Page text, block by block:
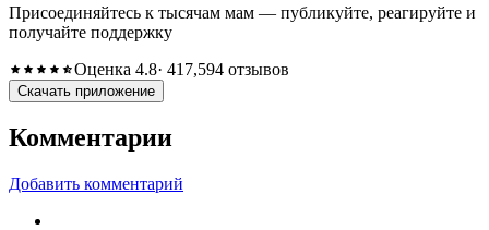
Присоединяйтесь к тысячам мам — публикуйте, реагируйте и
получайте поддержку
Оценка 4.8· 417,594 отзывов
Скачать приложение
Комментарии
Добавить комментарий